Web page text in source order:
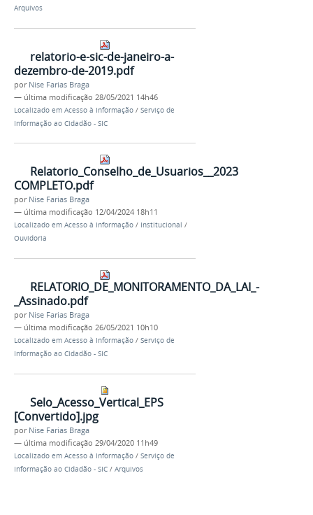
Arquivos
relatorio-e-sic-de-janeiro-a-
dezembro-de-2019.pdf
por Nise Farias Braga
— última modificação 28/05/2021 14h46
Localizado em Acesso à Informação / Serviço de
Informação ao Cidadão - SIC
Relatorio_Conselho_de_Usuarios__2023
COMPLETO.pdf
por Nise Farias Braga
— última modificação 12/04/2024 18h11
Localizado em Acesso à Informação / Institucional /
Ouvidoria
RELATORIO_DE_MONITORAMENTO_DA_LAI_-
_Assinado.pdf
por Nise Farias Braga
— última modificação 26/05/2021 10h10
Localizado em Acesso à Informação / Serviço de
Informação ao Cidadão - SIC
Selo_Acesso_Vertical_EPS
[Convertido].jpg
por Nise Farias Braga
— última modificação 29/04/2020 11h49
Localizado em Acesso à Informação / Serviço de
Informação ao Cidadão - SIC / Arquivos